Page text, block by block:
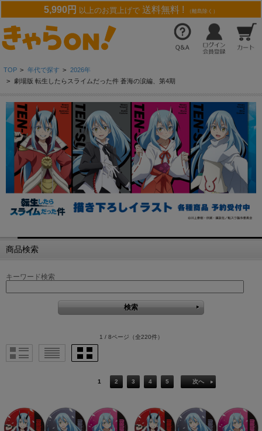
5,990円 以上のお買上げで 送料無料 ! （離島除く）
TOP > 年代で探す > 2026年
> 劇場版 転生したらスライムだった件 蒼海の涙編、第4期
商品検索
キーワード検索
1 / 8ページ （全220件）
1 2 3 4 5 次へ